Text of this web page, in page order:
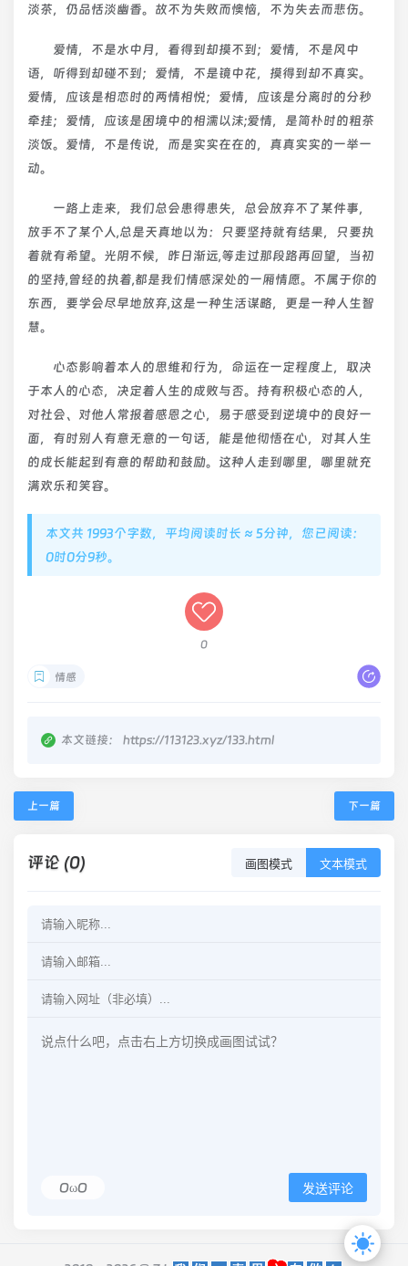
淡茶，仍品恬淡幽香。故不为失败而懊恼，不为失去而悲伤。
爱情，不是水中月，看得到却摸不到；爱情，不是风中
语，听得到却碰不到；爱情，不是镜中花，摸得到却不真实。
爱情，应该是相恋时的两情相悦；爱情，应该是分离时的分秒
牵挂；爱情，应该是困境中的相濡以沫;爱情，是简朴时的粗茶
淡饭。爱情，不是传说，而是实实在在的，真真实实的一举一
动。
一路上走来，我们总会患得患失，总会放弃不了某件事，
放手不了某个人,总是天真地以为：只要坚持就有结果，只要执
着就有希望。光阴不候，昨日渐远,等走过那段路再回望，当初
的坚持,曾经的执着,都是我们情感深处的一厢情愿。不属于你的
东西，要学会尽早地放弃,这是一种生活谋略，更是一种人生智
慧。
心态影响着本人的思维和行为，命运在一定程度上，取决
于本人的心态，决定着人生的成败与否。持有积极心态的人，
对社会、对他人常报着感恩之心，易于感受到逆境中的良好一
面，有时别人有意无意的一句话，能是他彻悟在心，对其人生
的成长能起到有意的帮助和鼓励。这种人走到哪里，哪里就充
满欢乐和笑容。
本文共 1993个字数，平均阅读时长 ≈ 5分钟，您已阅读：
0时0分10秒。
0
情感
本文链接： https://113123.xyz/133.html
上一篇 下一篇
评论 (0) 画图模式 文本模式
OωO 发送评论